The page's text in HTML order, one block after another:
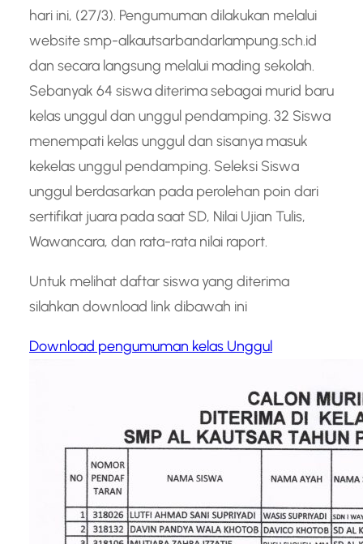
hari ini, (27/3). Pengumuman dilakukan melalui
website smp-alkautsarbandarlampung.sch.id
dan secara langsung melalui mading sekolah.
Sebanyak 64 siswa diterima sebagai murid baru
kelas unggul dan unggul pendamping. 32 Siswa
menempati kelas unggul dan sisanya masuk
kekelas unggul pendamping. Seleksi Siswa
unggul berdasarkan pada perolehan poin dari
sertifikat juara pada saat SD, Nilai Ujian Tulis,
Wawancara, dan rata-rata nilai raport.
Untuk melihat daftar siswa yang diterima
silahkan download link dibawah ini
Download pengumuman kelas Unggul